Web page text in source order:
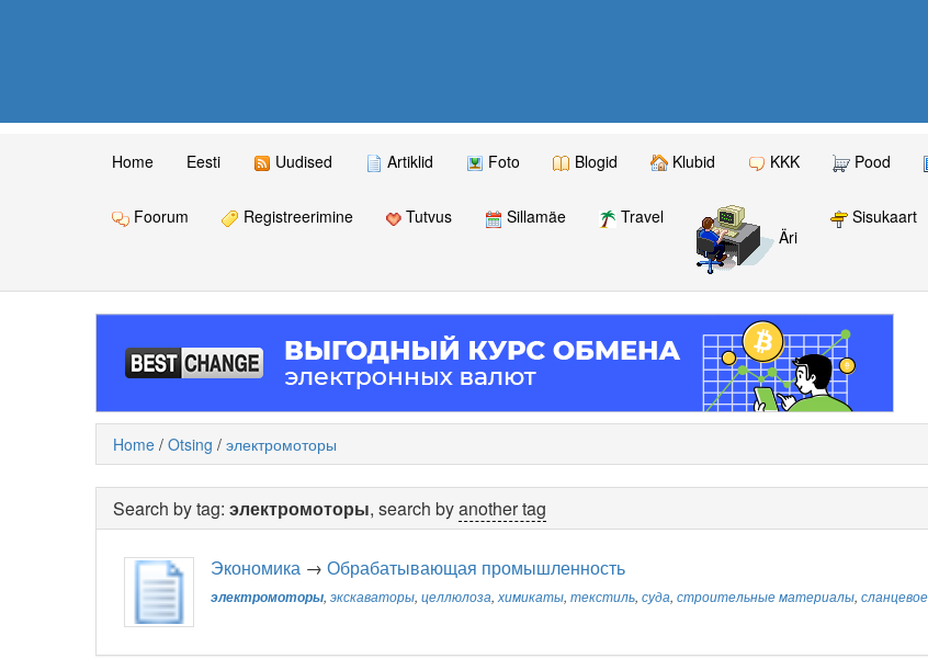
Home Eesti Uudised Artiklid Foto Blogid Klubid KKK Pood
Foorum Registreerimine Tutvus Sillamäe
Travel
Äri
Sisukaart
Home / Otsing / электромоторы
Search by tag: электромоторы, search byanother tag
Экономика → Обрабатывающая промышленность
электромоторы, экскаваторы, целлюлоза,химикаты, текстиль, суда, строительные материалы,